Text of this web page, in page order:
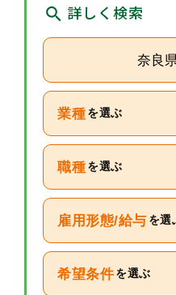
詳しく検索
奈良
業種 を選ぶ
職種 を選ぶ
雇用形態/給与 を選
希望条件 を選ぶ